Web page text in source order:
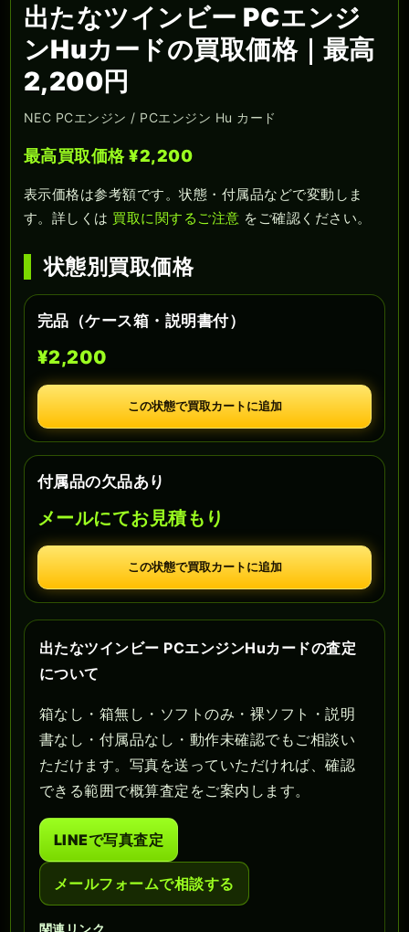
出たなツインビー PCエンジ
ンHuカードの買取価格｜最高
2,200円
NEC PCエンジン / PCエンジン Hu カード
最高買取価格 ¥2,200
表示価格は参考額です。状態・付属品などで変動しま
す。詳しくは 買取に関するご注意 をご確認ください。
状態別買取価格
完品（ケース箱・説明書付）
¥2,200
この状態で買取カートに追加
付属品の欠品あり
メールにてお見積もり
この状態で買取カートに追加
出たなツインビー PCエンジンHuカードの査定
について
箱なし・箱無し・ソフトのみ・裸ソフト・説明
書なし・付属品なし・動作未確認でもご相談い
ただけます。写真を送っていただければ、確認
できる範囲で概算査定をご案内します。
LINEで写真査定
メールフォームで相談する
関連リンク